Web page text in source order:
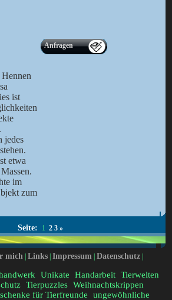
Anfragen
ist
jedes
etwa
im
zum
Seite: 1 2 3 »
mich| Links| Impressum| Datenschutz|
Unikate Handarbeit Tierwelten
Tierpuzzles Weihnachtskrippen
für Tierfreunde ungewöhnliche